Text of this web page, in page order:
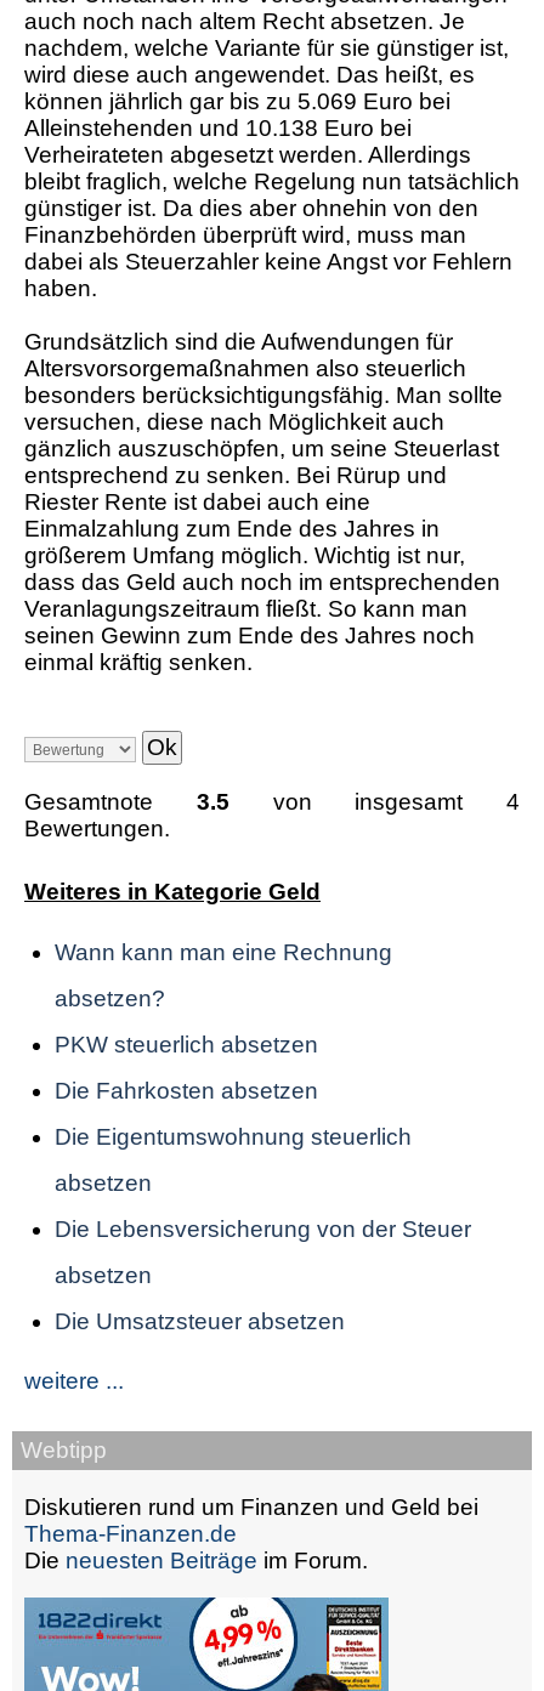
auch noch nach altem Recht absetzen. Je
nachdem, welche Variante für sie günstiger ist,
wird diese auch angewendet. Das heißt, es
können jährlich gar bis zu 5.069 Euro bei
Alleinstehenden und 10.138 Euro bei
Verheirateten abgesetzt werden. Allerdings
bleibt fraglich, welche Regelung nun tatsächlich
günstiger ist. Da dies aber ohnehin von den
Finanzbehörden überprüft wird, muss man
dabei als Steuerzahler keine Angst vor Fehlern
haben.
Grundsätzlich sind die Aufwendungen für
Altersvorsorgemaßnahmen also steuerlich
besonders berücksichtigungsfähig. Man sollte
versuchen, diese nach Möglichkeit auch
gänzlich auszuschöpfen, um seine Steuerlast
entsprechend zu senken. Bei Rürup und
Riester Rente ist dabei auch eine
Einmalzahlung zum Ende des Jahres in
größerem Umfang möglich. Wichtig ist nur,
dass das Geld auch noch im entsprechenden
Veranlagungszeitraum fließt. So kann man
seinen Gewinn zum Ende des Jahres noch
einmal kräftig senken.
Gesamtnote 3.5 von insgesamt 4
Bewertungen.
Weiteres in Kategorie Geld
Wann kann man eine Rechnung
absetzen?
PKW steuerlich absetzen
Die Fahrkosten absetzen
Die Eigentumswohnung steuerlich
absetzen
Die Lebensversicherung von der Steuer
absetzen
Die Umsatzsteuer absetzen
weitere ...
Webtipp
Diskutieren rund um Finanzen und Geld bei
Thema-Finanzen.de
Die neuesten Beiträge im Forum.